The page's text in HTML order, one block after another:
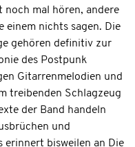
noch mal hören, andere
einem nichts sagen. Die
gehören definitiv zur
des Postpunk
Gitarrenmelodien und
treibenden Schlagzeug
der Band handeln
und
erinnert bisweilen an Die